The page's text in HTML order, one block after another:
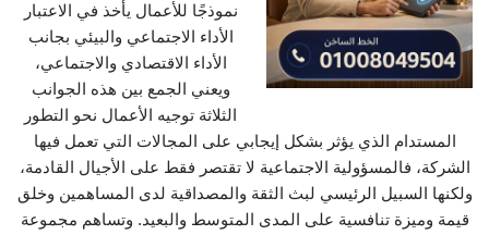
نموذجًا للأعمال يأخذ في الاعتبار
الأداء الاجتماعي والبيئي بجانب
الأداء الاقتصادي والاجتماعي،
ويعني الجمع بين هذه الجوانب
الثلاثة توجيه الأعمال نحو التطور
المستدام الذي يؤثر بشكل إيجابي على المجالات التي تعمل فيها
الشركة، فالمسؤولية الاجتماعية لا تقتصر فقط على الأجيال القادمة،
ولكنها السبيل الرئيسي لبث الثقة والمصداقية لدى المساهمين وخلق
قيمة وميزة تنافسية على المدى المتوسط والبعيد. وتساهم مجموعة